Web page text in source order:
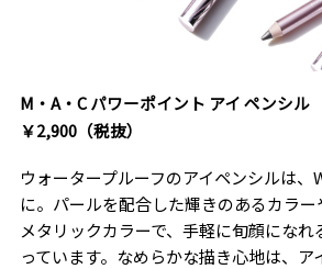
M・A・C パワーポイント アイ ペンシ
￥2,900（税抜）
ウォータープルーフのアイペンシルは、
に。パールを配合した輝きのあるカラ
メタリックカラーで、手軽に旬顔にな
っています。なめらかな描き心地は、ア